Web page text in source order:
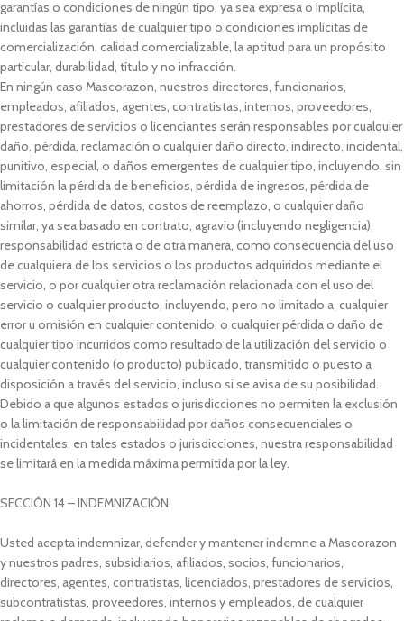
garantías o condiciones de ningún tipo, ya sea expresa o implícita,
incluidas las garantías de cualquier tipo o condiciones implícitas de
comercialización, calidad comercializable, la aptitud para un propósito
particular, durabilidad, título y no infracción.
En ningún caso Mascorazon, nuestros directores, funcionarios,
empleados, afiliados, agentes, contratistas, internos, proveedores,
prestadores de servicios o licenciantes serán responsables por cualquier
daño, pérdida, reclamación o cualquier daño directo, indirecto, incidental,
punitivo, especial, o daños emergentes de cualquier tipo, incluyendo, sin
limitación la pérdida de beneficios, pérdida de ingresos, pérdida de
ahorros, pérdida de datos, costos de reemplazo, o cualquier daño
similar, ya sea basado en contrato, agravio (incluyendo negligencia),
responsabilidad estricta o de otra manera, como consecuencia del uso
de cualquiera de los servicios o los productos adquiridos mediante el
servicio, o por cualquier otra reclamación relacionada con el uso del
servicio o cualquier producto, incluyendo, pero no limitado a, cualquier
error u omisión en cualquier contenido, o cualquier pérdida o daño de
cualquier tipo incurridos como resultado de la utilización del servicio o
cualquier contenido (o producto) publicado, transmitido o puesto a
disposición a través del servicio, incluso si se avisa de su posibilidad.
Debido a que algunos estados o jurisdicciones no permiten la exclusión
o la limitación de responsabilidad por daños consecuenciales o
incidentales, en tales estados o jurisdicciones, nuestra responsabilidad
se limitará en la medida máxima permitida por la ley.
SECCIÓN 14 – INDEMNIZACIÓN
Usted acepta indemnizar, defender y mantener indemne a Mascorazon
y nuestros padres, subsidiarios, afiliados, socios, funcionarios,
directores, agentes, contratistas, licenciados, prestadores de servicios,
subcontratistas, proveedores, internos y empleados, de cualquier